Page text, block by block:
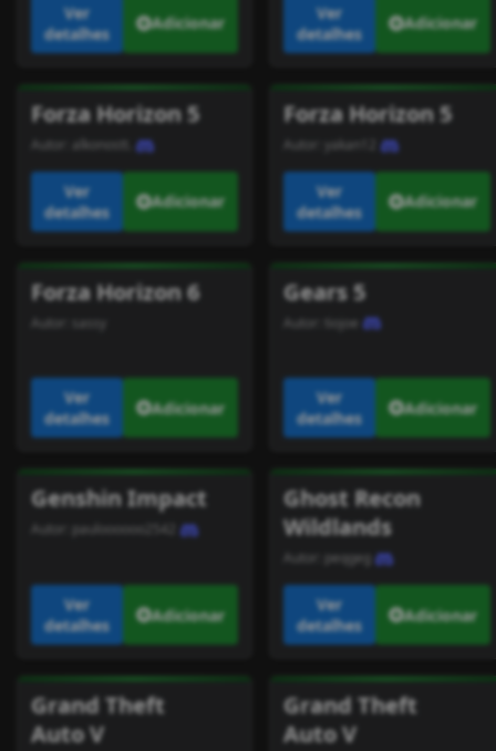
Ver
detalhes
Adicionar
Ver
detalhes
Adicionar
Forza Horizon 5
Autor: alkonostt.
Ver
detalhes
Adicionar
Forza Horizon 5
Autor: yakan12
Ver
detalhes
Adicionar
Forza Horizon 6
Autor: sassy
Ver
detalhes
Adicionar
Gears 5
Autor: tiojoe
Ver
detalhes
Adicionar
Genshin Impact
Autor: pauloooooo2542
Ver
detalhes
Adicionar
Ghost Recon
Wildlands
Autor: peqgeg
Ver
detalhes
Adicionar
Grand Theft
Auto V
Grand Theft
Auto V